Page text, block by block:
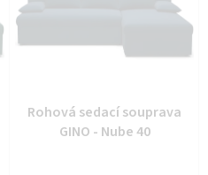
Rohová sedací souprava
GINO - Nube 40